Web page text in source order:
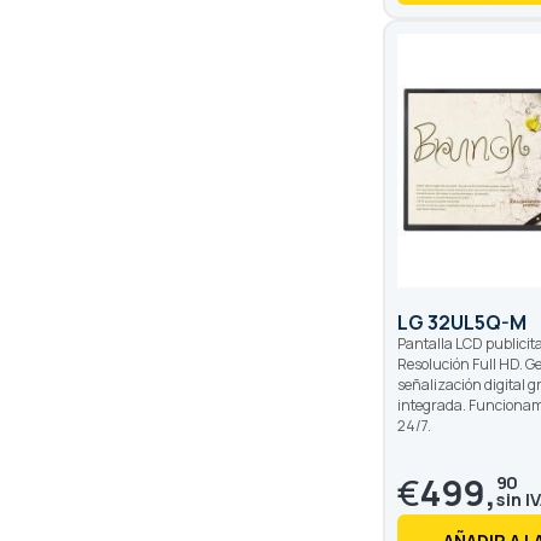
LG 32UL5Q-M
Pantalla LCD
Resolución Full HD.
señalización digital
integrada.
24/7.
€499, 90